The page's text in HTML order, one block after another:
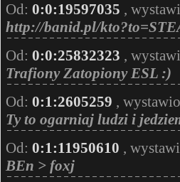
Od: 0:0:19597035 ,
http://banid.pl/
Od: 0:0:25832323 ,
Trafiony Zatopiony ESL :)
Od: 0:1:2605259 ,
Ty to ogarniaj ludzi i
Od: 0:1:11950610 ,
BEn > foxj